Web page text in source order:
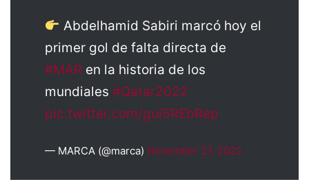
Abdelhamid Sabiri marcó hoy el
primer gol de falta directa de
#MAR en la historia de los
mundiales #Qatar2022
pic.twitter.com/gui5REbRep
— MARCA (@marca) November 27, 2022